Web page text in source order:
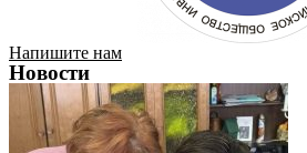
Напишите нам
Новости